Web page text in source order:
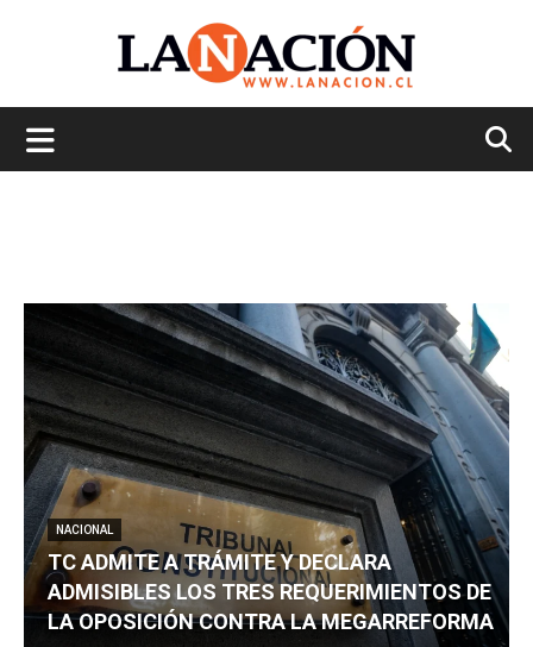
NACIONAL
TC ADMITE A TRÁMITE Y DECLARA
ADMISIBLES LOS TRES REQUERIMIENTOS DE
LA OPOSICIÓN CONTRA LA MEGARREFORMA